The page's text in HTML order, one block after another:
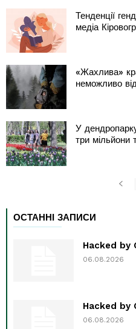
Тенденції
медіа
«Жахлива»
неможливо
У
три мільйони
ОСТАННІ ЗАПИСИ
Hacked by
06.08.2026
Hacked by
06.08.2026